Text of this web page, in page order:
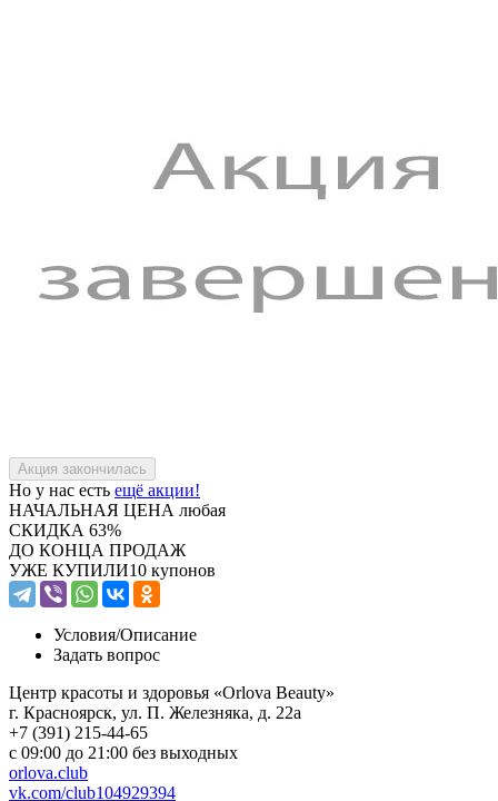
Но у нас есть ещё акции!
НАЧАЛЬНАЯ ЦЕНА любая
СКИДКА 63%
ДО КОНЦА ПРОДАЖ
УЖЕ КУПИЛИ10 купонов
Условия/Описание
Задать вопрос
Центр красоты и здоровья «Orlova Beauty»
г. Красноярск, ул. П. Железняка, д. 22а
+7 (391) 215-44-65
с 09:00 до 21:00 без выходных
orlova.club
vk.com/club104929394